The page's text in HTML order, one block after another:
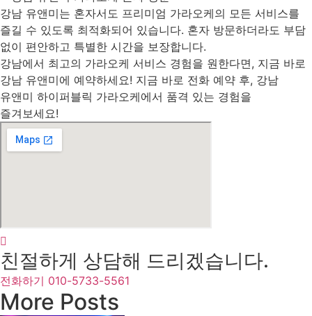
강남 유앤미는 혼자서도 프리미엄 가라오케의 모든 서비스를
즐길 수 있도록 최적화되어 있습니다. 혼자 방문하더라도 부담
없이 편안하고 특별한 시간을 보장합니다.
강남에서 최고의 가라오케 서비스 경험을 원한다면, 지금 바로
강남 유앤미에 예약하세요! 지금 바로 전화 예약 후, 강남
유앤미 하이퍼블릭 가라오케에서 품격 있는 경험을
즐겨보세요!
친절하게 상담해 드리겠습니다.
전화하기 010-5733-5561
More Posts